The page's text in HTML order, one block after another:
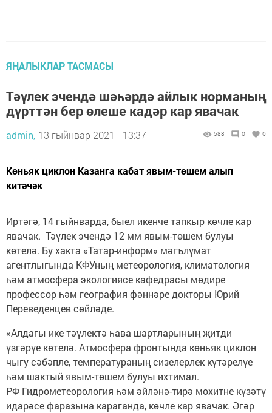
ЯҢАЛЫКЛАР ТАСМАСЫ
Тәүлек эчендә шәһәрдә айлык норманың
дүрттән бер өлеше кадәр кар явачак
admin, 13 гыйнвар 2021 - 13:37 588 0 0
Көньяк циклон Казанга кабат явым-төшем алып
китәчәк
Иртәгә, 14 гыйнварда, быел икенче тапкыр көчле кар
явачак. Тәүлек эчендә 12 мм явым-төшем булуы
көтелә. Бу хакта «Татар-информ» мәгълүмат
агентлыгында КФУның метеорология, климатология
һәм атмосфера экологиясе кафедрасы мөдире
профессор һәм география фәннәре докторы Юрий
Переведенцев сөйләде.
«Алдагы ике тәүлектә һава шартларының җитди
үзгәрүе көтелә. Атмосфера фронтында көньяк циклон
чыгу сәбәпле, температураның сизелерлек күтәрелүе
һәм шактый явым-төшем булуы ихтимал.
РФ Гидрометеорология һәм әйләнә-тирә мохитне күзәтү
идарәсе фаразына караганда, көчле кар явачак. Әгәр